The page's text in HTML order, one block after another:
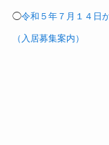
◯令和５年７月１４日
（入居募集案内）